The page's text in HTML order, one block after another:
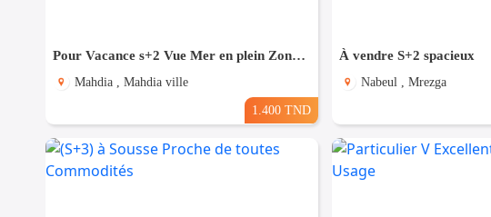
Pour Vacance s+2 Vue Mer en plein Zone Touristique Mahdia
Mahdia , Mahdia ville
1.400 TND
À vendre S+2 spacieux
Nabeul , Mrezga